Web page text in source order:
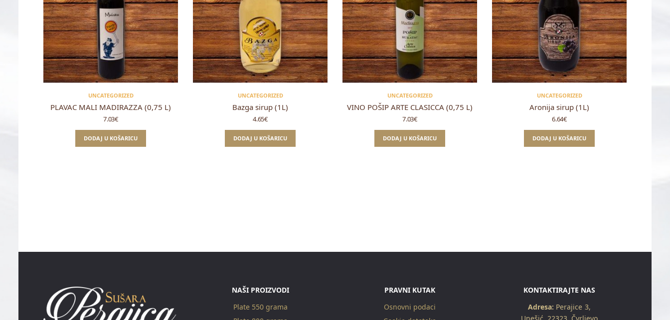
UNCATEGORIZED
PLAVAC MALI MADIRAZZA (0,75 L)
7.03€
DODAJ U KOŠARICU
UNCATEGORIZED
Bazga sirup (1L)
4.65€
DODAJ U KOŠARICU
UNCATEGORIZED
VINO POŠIP ARTE CLASICCA (0,75 L)
7.03€
DODAJ U KOŠARICU
UNCATEGORIZED
Aronija sirup (1L)
6.64€
DODAJ U KOŠARICU
NAŠI PROIZVODI
Plate 550 grama
PRAVNI KUTAK
Osnovni podaci
KONTAKTIRAJTE NAS
Adresa: Perajice 3,
Unešić 22323, Čvrljevo